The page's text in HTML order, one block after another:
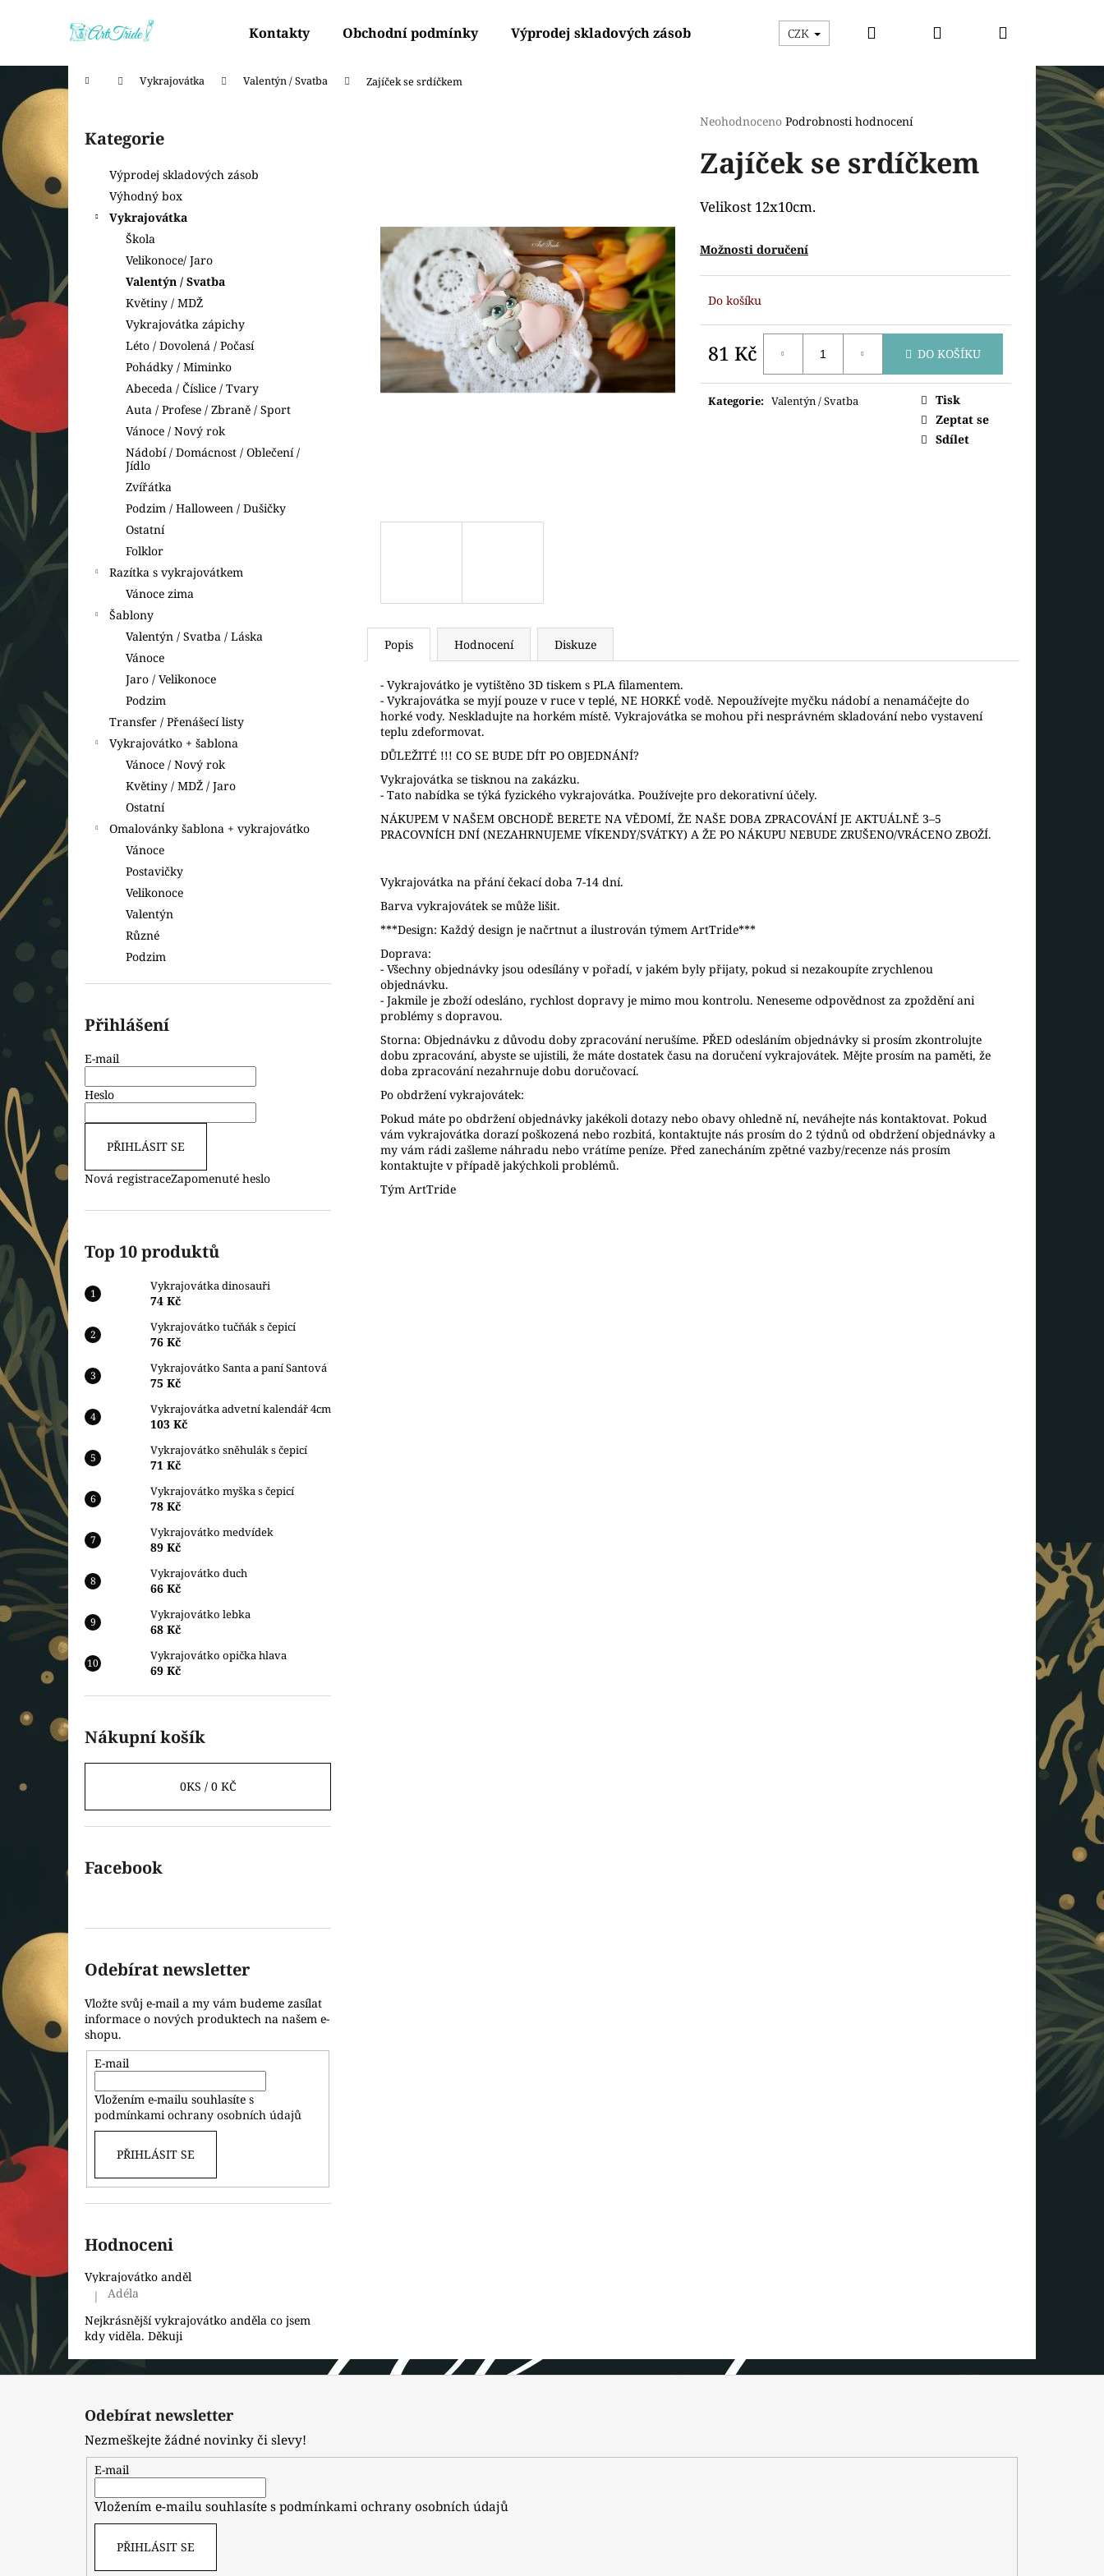
Kontakty Obchodní podmínky Výprodej skladových zásob Výhodný box Vykrajovátka Razítka s
CZK Hledat PřihlášeníNákupní
Domů Vykrajovátka Valentýn / Svatba Zajíček se srdíčkem
t
r
a
í
p
Přeskočit
kategorie
Kategorie
Výprodej skladových zásob
Výhodný box
Vykrajovátka
Škola
Velikonoce/ Jaro
Valentýn / Svatba
Květiny / MDŽ
Vykrajovátka zápichy
Léto / Dovolená / Počasí
Pohádky / Miminko
Abeceda / Číslice / Tvary
Auta / Profese / Zbraně / Sport
Vánoce / Nový rok
Nádobí / Domácnost / Oblečení /
Jídlo
Zvířátka
Podzim / Halloween / Dušičky
Ostatní
Folklor
Razítka s vykrajovátkem
Vánoce zima
Šablony
Valentýn / Svatba / Láska
Vánoce
Jaro / Velikonoce
Podzim
Transfer / Přenášecí listy
Vykrajovátko + šablona
Vánoce / Nový rok
Květiny / MDŽ / Jaro
Ostatní
Omalovánky šablona + vykrajovátko
Vánoce
Postavičky
Velikonoce
Valentýn
Různé
Podzim
Přihlášení
E-mail
Heslo
PŘIHLÁSIT SE
Nová registraceZapomenuté heslo
Top 10 produktů
Vykrajovátka dinosauři
74 Kč
Vykrajovátko tučňák s čepicí
76 Kč
Vykrajovátko Santa a paní Santová
75 Kč
Vykrajovátka advetní kalendář 4cm
103 Kč
Vykrajovátko sněhulák s čepicí
71 Kč
Vykrajovátko myška s čepicí
78 Kč
Vykrajovátko medvídek
89 Kč
Vykrajovátko duch
66 Kč
Vykrajovátko lebka
68 Kč
Vykrajovátko opička hlava
69 Kč
Nákupní košík
0KS / 0 KČ
Facebook
Odebírat newsletter
Vložte svůj e-mail a my vám budeme zasílat
informace o nových produktech na našem e-
shopu.
E-mail
Vložením e-mailu souhlasíte s
podmínkami ochrany osobních údajů
PŘIHLÁSIT SE
Hodnoceni
Vykrajovátko anděl
Hodnocení produktu je 5 z 5 hvězdiček.
|
Adéla
Nejkrásnější vykrajovátko anděla co jsem
kdy viděla. Děkuji
Průměrné
produktu
je
z
5
Neohodnoceno Podrobnosti hodnocení
Zajíček se srdíčkem
Velikost 12x10cm.
Možnosti doručení
Do košíku
81 Kč
cena:
DO KOŠÍKU
Kategorie: Valentýn / Svatba
Tisk
Zeptat se
Sdílet
Popis Hodnocení Diskuze
- Vykrajovátko je vytištěno 3D tiskem s PLA filamentem.
- Vykrajovátka se myjí pouze v ruce v teplé, NE HORKÉ vodě. Nepoužívejte myčku nádobí a nenamáčejte do
horké vody. Neskladujte na horkém místě. Vykrajovátka se mohou při nesprávném skladování nebo vystavení
teplu zdeformovat.
DŮLEŽITÉ !!! CO SE BUDE DÍT PO OBJEDNÁNÍ?
Vykrajovátka se tisknou na zakázku.
- Tato nabídka se týká fyzického vykrajovátka. Používejte pro dekorativní účely.
NÁKUPEM V NAŠEM OBCHODĚ BERETE NA VĚDOMÍ, ŽE NAŠE DOBA ZPRACOVÁNÍ JE AKTUÁLNĚ 3–5
PRACOVNÍCH DNÍ (NEZAHRNUJEME VÍKENDY/SVÁTKY) A ŽE PO NÁKUPU NEBUDE ZRUŠENO/VRÁCENO ZBOŽÍ.
Vykrajovátka na přání čekací doba 7-14 dní.
Barva vykrajovátek se může lišit.
***Design: Každý design je načrtnut a ilustrován týmem ArtTride***
Doprava:
- Všechny objednávky jsou odesílány v pořadí, v jakém byly přijaty, pokud si nezakoupíte zrychlenou
objednávku.
- Jakmile je zboží odesláno, rychlost dopravy je mimo mou kontrolu. Neneseme odpovědnost za zpoždění ani
problémy s dopravou.
Storna: Objednávku z důvodu doby zpracování nerušíme. PŘED odesláním objednávky si prosím zkontrolujte
dobu zpracování, abyste se ujistili, že máte dostatek času na doručení vykrajovátek. Mějte prosím na paměti, že
doba zpracování nezahrnuje dobu doručovací.
Po obdržení vykrajovátek:
Pokud máte po obdržení objednávky jakékoli dotazy nebo obavy ohledně ní, neváhejte nás kontaktovat. Pokud
vám vykrajovátka dorazí poškozená nebo rozbitá, kontaktujte nás prosím do 2 týdnů od obdržení objednávky a
my vám rádi zašleme náhradu nebo vrátíme peníze. Před zanecháním zpětné vazby/recenze nás prosím
kontaktujte v případě jakýchkoli problémů.
Tým ArtTride
í
Zpět
do
obchodu
Zpět
do
obchodu
Co potřebujete najít?
Doporučujeme
Následující
VYKRAJOVÁTKA DINOSAUŘI
74 Kč
VYKRAJOVÁTKO TUČŇÁK S ČEPICÍ
76 Kč
VYKRAJOVÁTKO SANTA A PANÍ
Odebírat newsletter
Nezmeškejte žádné novinky či slevy!
E-mail
Vložením e-mailu souhlasíte spodmínkami ochrany osobních údajů
PŘIHLÁSIT SE